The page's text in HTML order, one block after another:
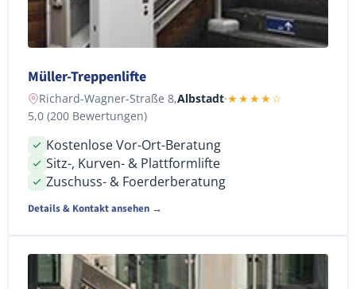
Müller-Treppenlifte
Richard-Wagner-Straße 8,Albstadt·★★★★☆
5,0 (200 Bewertungen)
Kostenlose Vor-Ort-Beratung
Sitz-, Kurven- & Plattformlifte
Zuschuss- & Foerderberatung
Details & Kontakt ansehen →